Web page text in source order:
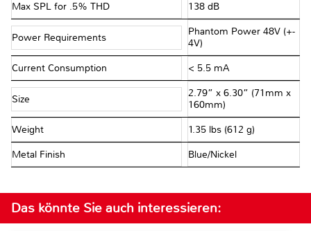
Max SPL for .5% THD 138 dB
Power Requirements
Phantom Power 48V (+-
4V)
Current Consumption < 5.5 mA
Size
2.79” x 6.30” (71mm x
160mm)
Weight 1.35 lbs (612 g)
Metal Finish Blue/Nickel
Das könnte Sie auch interessieren: